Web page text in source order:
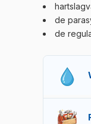
de
de
snel